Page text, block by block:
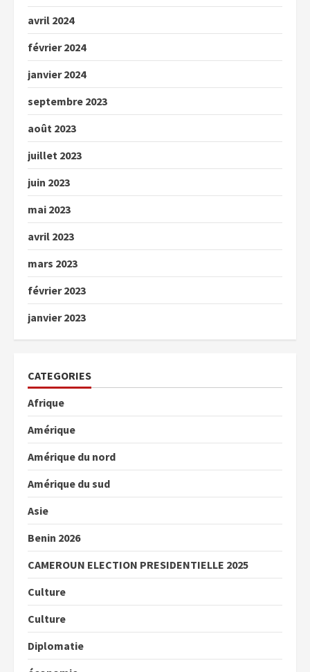
avril 2024
février 2024
janvier 2024
septembre 2023
août 2023
juillet 2023
juin 2023
mai 2023
avril 2023
mars 2023
février 2023
janvier 2023
CATEGORIES
Afrique
Amérique
Amérique du nord
Amérique du sud
Asie
Benin 2026
CAMEROUN ELECTION PRESIDENTIELLE 2025
Culture
Culture
Diplomatie